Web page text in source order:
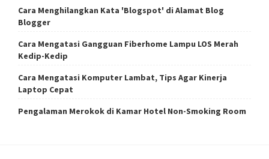
Cara Menghilangkan Kata 'Blogspot' di Alamat Blog
Blogger
Cara Mengatasi Gangguan Fiberhome Lampu LOS Merah
Kedip-Kedip
Cara Mengatasi Komputer Lambat, Tips Agar Kinerja
Laptop Cepat
Pengalaman Merokok di Kamar Hotel Non-Smoking Room